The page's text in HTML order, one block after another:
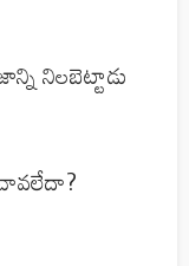
నిలబెట్టాడు